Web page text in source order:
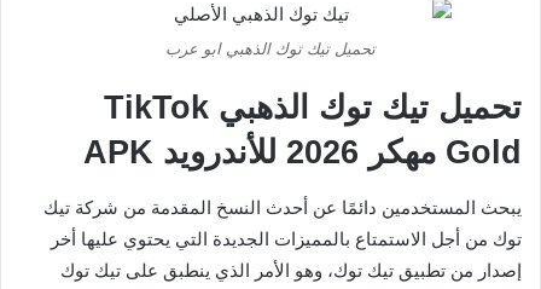
تحميل تيك توك الذهبي ابو عرب
تحميل تيك توك الذهبي TikTok
Gold مهكر 2026 للأندرويد APK
يبحث المستخدمين دائمًا عن أحدث النسخ المقدمة من شركة تيك
توك من أجل الاستمتاع بالمميزات الجديدة التي يحتوي عليها أخر
إصدار من تطبيق تيك توك، وهو الأمر الذي ينطبق على تيك توك